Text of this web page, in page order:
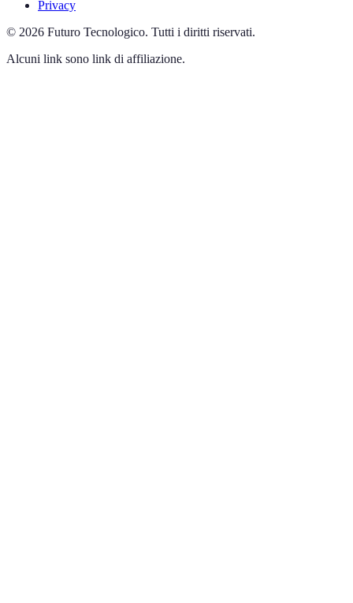
Privacy
© 2026 Futuro Tecnologico. Tutti i diritti riservati.
Alcuni link sono link di affiliazione.